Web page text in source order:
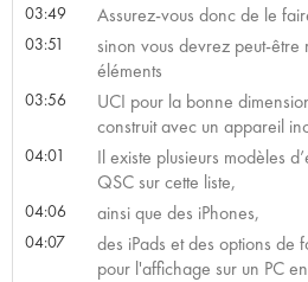
03:49 Assurez-vous donc de le
03:51
sinon vous devrez peut-être
éléments
03:56
UCI pour la bonne
construit avec un appareil
04:01
Il existe plusieurs modèles
QSC sur cette liste,
04:06 ainsi que des iPhones,
04:07
des iPads et des options de
pour l'affichage sur un PC